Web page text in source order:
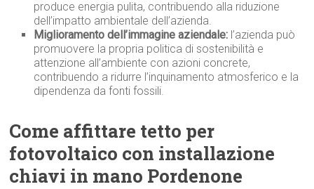
produce energia pulita, contribuendo alla riduzione
dell’impatto ambientale dell’azienda.
Miglioramento dell’immagine aziendale: l’azienda può
promuovere la propria politica di sostenibilità e
attenzione all’ambiente con azioni concrete,
contribuendo a ridurre l’inquinamento atmosferico e la
dipendenza da fonti fossili.
Come affittare tetto per
fotovoltaico con installazione
chiavi in mano Pordenone